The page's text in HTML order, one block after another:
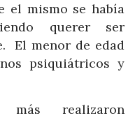
el mismo se había
querer ser
El menor de edad
psiquiátricos y
realizaron